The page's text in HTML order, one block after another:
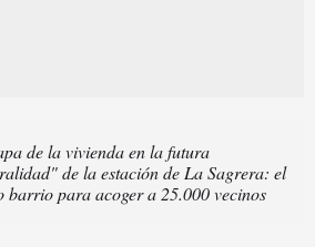
de la vivienda en la futura
de la estación de La Sagrera: el
barrio para acoger a 25.000 vecinos